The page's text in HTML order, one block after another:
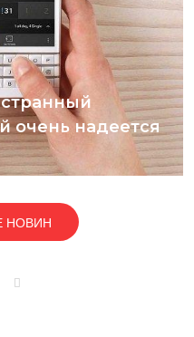
очень надеется
НОВИН